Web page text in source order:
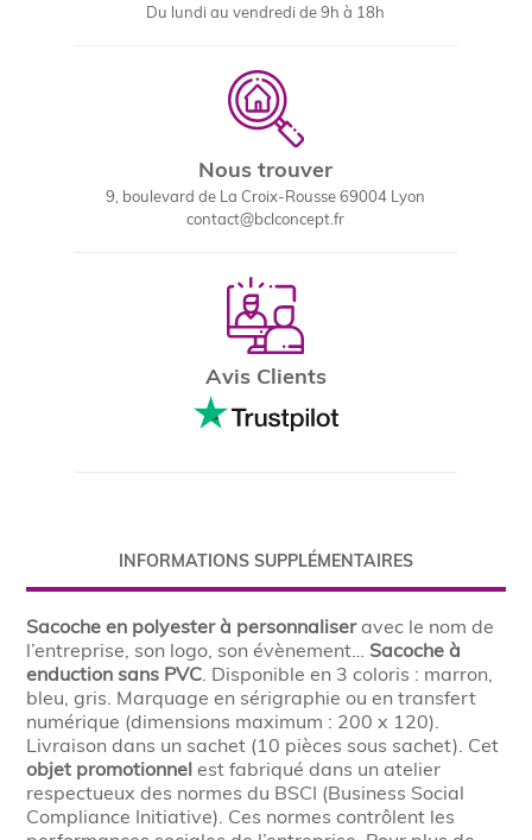
Du lundi au vendredi de 9h à 18h
Nous trouver
9, boulevard de La Croix-Rousse 69004 Lyon
contact@bclconcept.fr
Avis Clients
INFORMATIONS SUPPLÉMENTAIRES
Sacoche en polyester à personnaliseravec le nom de
l’entreprise, son logo, son évènement… Sacoche à
enduction sans PVC. Disponible en 3 coloris : marron,
bleu, gris. Marquage en sérigraphie ou en transfert
numérique (dimensions maximum : 200 x 120).
Livraison dans un sachet (10 pièces sous sachet). Cet
objet promotionnel est fabriqué dans un atelier
respectueux des normes du BSCI (Business Social
Compliance Initiative). Ces normes contrôlent les